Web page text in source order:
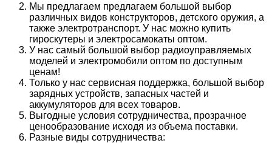
Мы предлагаем предлагаем большой выбор
различных видов конструкторов, детского оружия, а
также электротранспорт. У нас можно купить
гироскутеры и электросамокаты оптом.
У нас самый большой выбор радиоуправляемых
моделей и электромобили оптом по доступным
ценам!
Только у нас сервисная поддержка, большой выбор
зарядных устройств, запасных частей и
аккумуляторов для всех товаров.
Выгодные условия сотрудничества, прозрачное
ценообразование исходя из объема поставки.
Разные виды сотрудничества: